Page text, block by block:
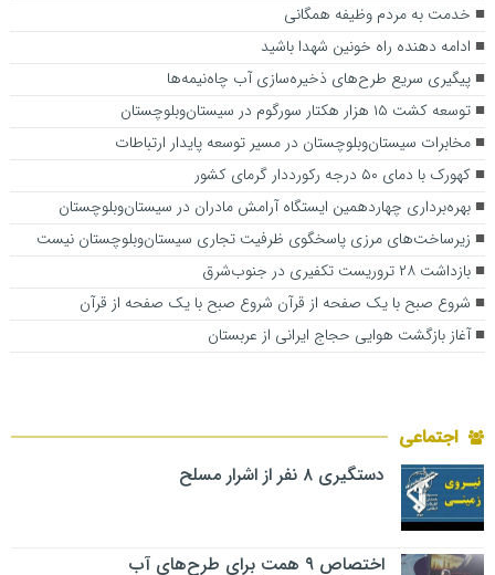
خدمت به مردم وظیفه همگانی
ادامه دهنده راه خونین شهدا باشید
پیگیری سریع طرح‌های ذخیره‌سازی آب چاه‌نیمه‌ها
توسعه کشت ۱۵ هزار هکتار سورگوم در سیستان‌وبلوچستان
مخابرات سیستان‌وبلوچستان در مسیر توسعه پایدار ارتباطات
کهورک با دمای ۵۰ درجه رکورددار گرمای کشور
بهره‌برداری چهاردهمین ایستگاه آرامش مادران در سیستان‌وبلوچستان
زیرساخت‌های مرزی پاسخگوی ظرفیت تجاری سیستان‌وبلوچستان نیست
بازداشت ۲۸ تروریست تکفیری در جنوب‌شرق
شروع صبح با یک صفحه از قرآن شروع صبح با یک صفحه از قرآن
آغاز بازگشت هوایی حجاج ایرانی از عربستان
اجتماعی
دستگیری ۸ نفر از اشرار مسلح
اختصاص ۹ همت برای طرح‌های آب